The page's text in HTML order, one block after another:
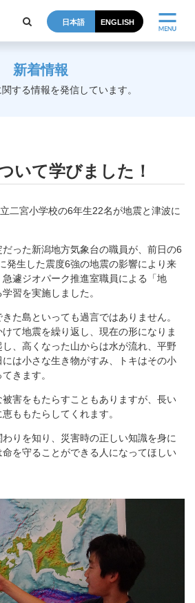
日本語 ENGLISH
新着情報
する情報を発信しています。
いて学びました！
二宮小学校の6年生22名が地震と津波に
った新潟地方気象台の職員が、前日の6
発生した震度6強の地震の影響により来
遽ジオパーク推進室職員による「地
習を実施しました。
た島といっても過言ではありません。
て地震を繰り返し、現在の形になりま
、高くなった山からは水が流れ、平野
は小さな生き物がすみ、トキはその小
きます。
害をもたらすこともありますが、長い
ももたらしてくれます。
りを知り、災害時の正しい知識を身に
を守ることができる人になってほしい